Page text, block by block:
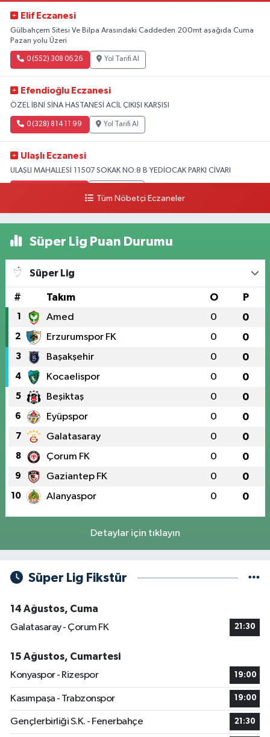
Elif Eczanesi
Gülbahçem Sitesi Ve Bilpa Arasındaki Caddeden 200mt aşağıda Cuma
Pazarı yolu Üzeri
0 (552) 308 06 26 Yol Tarifi Al
Efendioğlu Eczanesi
ÖZEL İBNİ SİNA HASTANESİ ACİL ÇIKIŞI KARŞISI
0 (328) 814 11 99 Yol Tarifi Al
Ulaşlı Eczanesi
ULAŞLI MAHALLESİ 11507 SOKAK NO:8 B YEDİOCAK PARKI CİVARI
Tüm Nöbetçi Eczaneler
Süper Lig Puan Durumu
Süper Lig
# Takım O P
1 Amed 0 0
2 Erzurumspor FK 0 0
3 Başakşehir 0 0
4 Kocaelispor 0 0
5 Beşiktaş 0 0
6 Eyüpspor 0 0
7 Galatasaray 0 0
8 Çorum FK 0 0
9 Gaziantep FK 0 0
10 Alanyaspor 0 0
Detaylar için tıklayın
Süper Lig Fikstür
14 Ağustos, Cuma
Galatasaray - Çorum FK
21:30
15 Ağustos, Cumartesi
Konyaspor - Rizespor
19:00
Kasımpaşa - Trabzonspor 19:00
Gençlerbirliği S.K. - Fenerbahçe 21:30